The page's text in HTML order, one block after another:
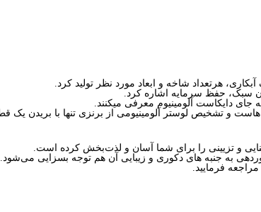
وزن سبک، حفظ سرمایه اشاره کرد.
جای دایکاست آلومینیوم معرفی میکنند.
و تزیینی را برای شما آسان و لذت‌بخش کرده است.
به جنبه های دکوری و زیبایی آن هم توجه بسزایی می‌شود.
فرمایید.